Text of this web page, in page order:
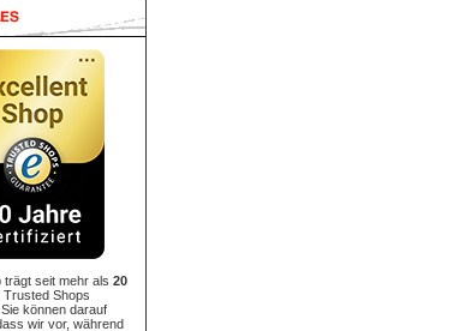
trägt seit mehr als 20
Trusted Shops
können darauf
wir vor, während